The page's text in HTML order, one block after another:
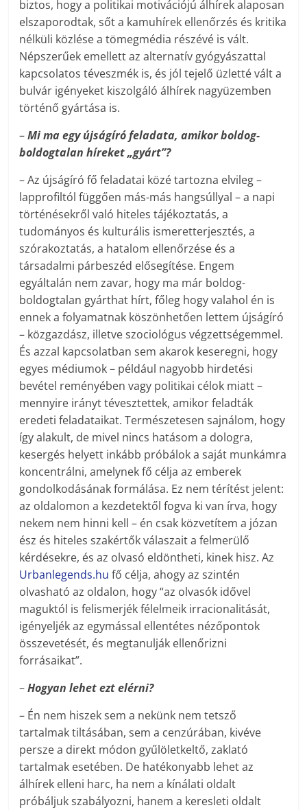
biztos, hogy a politikai motivációjú álhírek alaposan
elszaporodtak, sőt a kamuhírek ellenőrzés és kritika
nélküli közlése a tömegmédia részévé is vált.
Népszerűek emellett az alternatív gyógyászattal
kapcsolatos téveszmék is, és jól tejelő üzletté vált a
bulvár igényeket kiszolgáló álhírek nagyüzemben
történő gyártása is.
–Mi ma egy újságíró feladata, amikor boldog-
boldogtalan híreket „gyárt”?
– Az újságíró fő feladatai közé tartozna elvileg –
lapprofiltól függően más-más hangsúllyal – a napi
történésekről való hiteles tájékoztatás, a
tudományos és kulturális ismeretterjesztés, a
szórakoztatás, a hatalom ellenőrzése és a
társadalmi párbeszéd elősegítése. Engem
egyáltalán nem zavar, hogy ma már boldog-
boldogtalan gyárthat hírt, főleg hogy valahol én is
ennek a folyamatnak köszönhetően lettem újságíró
– közgazdász, illetve szociológus végzettségemmel.
És azzal kapcsolatban sem akarok keseregni, hogy
egyes médiumok – például nagyobb hirdetési
bevétel reményében vagy politikai célok miatt –
mennyire irányt tévesztettek, amikor feladták
eredeti feladataikat. Természetesen sajnálom, hogy
így alakult, de mivel nincs hatásom a dologra,
kesergés helyett inkább próbálok a saját munkámra
koncentrálni, amelynek fő célja az emberek
gondolkodásának formálása. Ez nem térítést jelent:
az oldalomon a kezdetektől fogva ki van írva, hogy
nekem nem hinni kell – én csak közvetítem a józan
ész és hiteles szakértők válaszait a felmerülő
kérdésekre, és az olvasó eldöntheti, kinek hisz. Az
Urbanlegends.hu fő célja, ahogy az szintén
olvasható az oldalon, hogy “az olvasók idővel
maguktól is felismerjék félelmeik irracionalitását,
igényeljék az egymással ellentétes nézőpontok
összevetését, és megtanulják ellenőrizni
forrásaikat”.
–Hogyan lehet ezt elérni?
– Én nem hiszek sem a nekünk nem tetsző
tartalmak tiltásában, sem a cenzúrában, kivéve
persze a direkt módon gyűlöletkeltő, zaklató
tartalmak esetében. De hatékonyabb lehet az
álhírek elleni harc, ha nem a kínálati oldalt
próbáljuk szabályozni, hanem a keresleti oldalt